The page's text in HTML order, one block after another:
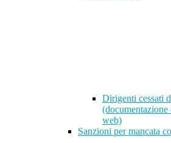
Dirigenti cessati
web)
Sanzioni per mancata